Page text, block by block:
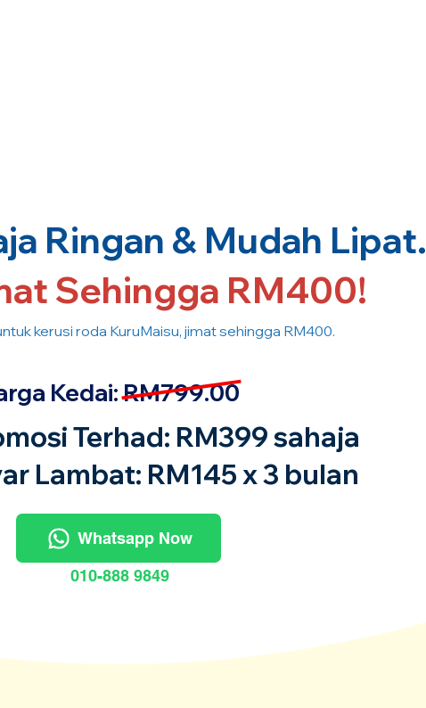
Ringan & Mudah Lipat.
Sehingga RM400!
kerusi roda KuruMaisu, jimat sehingga RM400.
Kedai: RM799.00
Terhad: RM399 sahaja
Lambat: RM145 x 3 bulan
Whatsapp Now
010-888 9849